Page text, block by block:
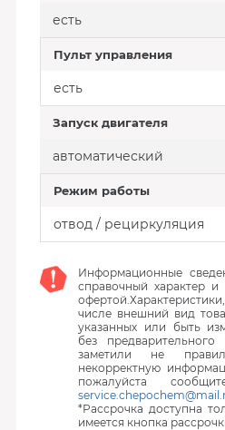
есть
Пульт управления
есть
Запуск двигателя
автоматический
Режим работы
отвод / рециркуляция
Информационные
справочный характер
числе внешний вид
указанных или быть
без
заметили не
некорректную
пожалуйста
*Рассрочка доступна
имеется кнопка